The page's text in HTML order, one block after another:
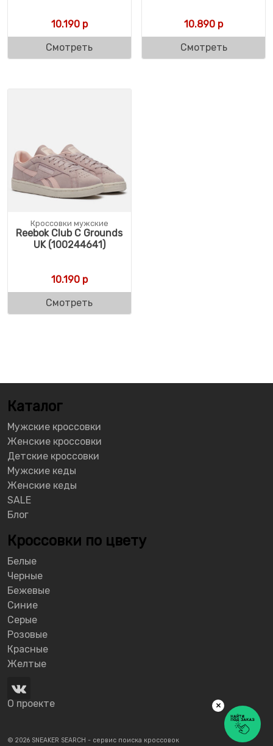
10.190р
Смотреть
10.890 р
Смотреть
Кроссовки мужские
Reebok Club C Grounds
UK (100244641)
10.190р
Смотреть
Каталог
Мужские кроссовки
Женские кроссовки
Детские кроссовки
Мужские кеды
Женские кеды
SALE
Блог
Кроссовки по цвету
Белые
Черные
Бежевые
Синие
Серые
Розовые
Красные
Желтые
О проекте
© 2026 SNEAKER SEARCH - сервис поиска кроссовок
×